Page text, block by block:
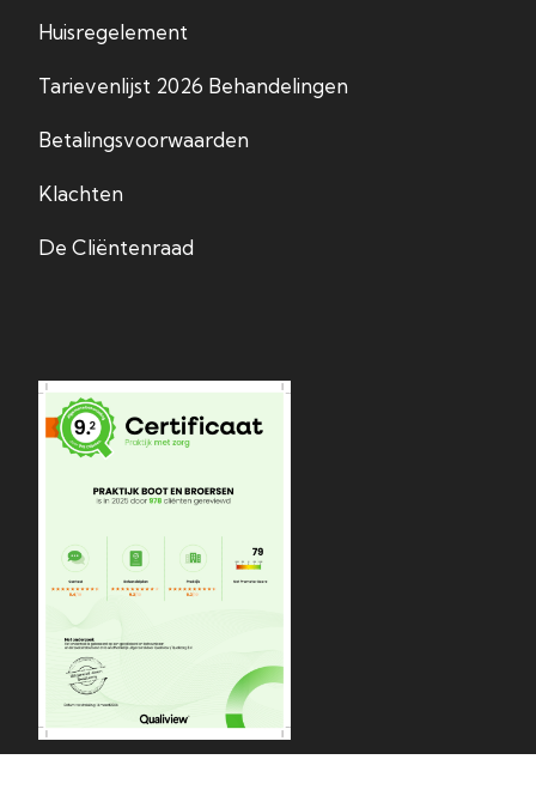
Huisregelement
Tarievenlijst 2026 Behandelingen
Betalingsvoorwaarden
Klachten
De Cliëntenraad